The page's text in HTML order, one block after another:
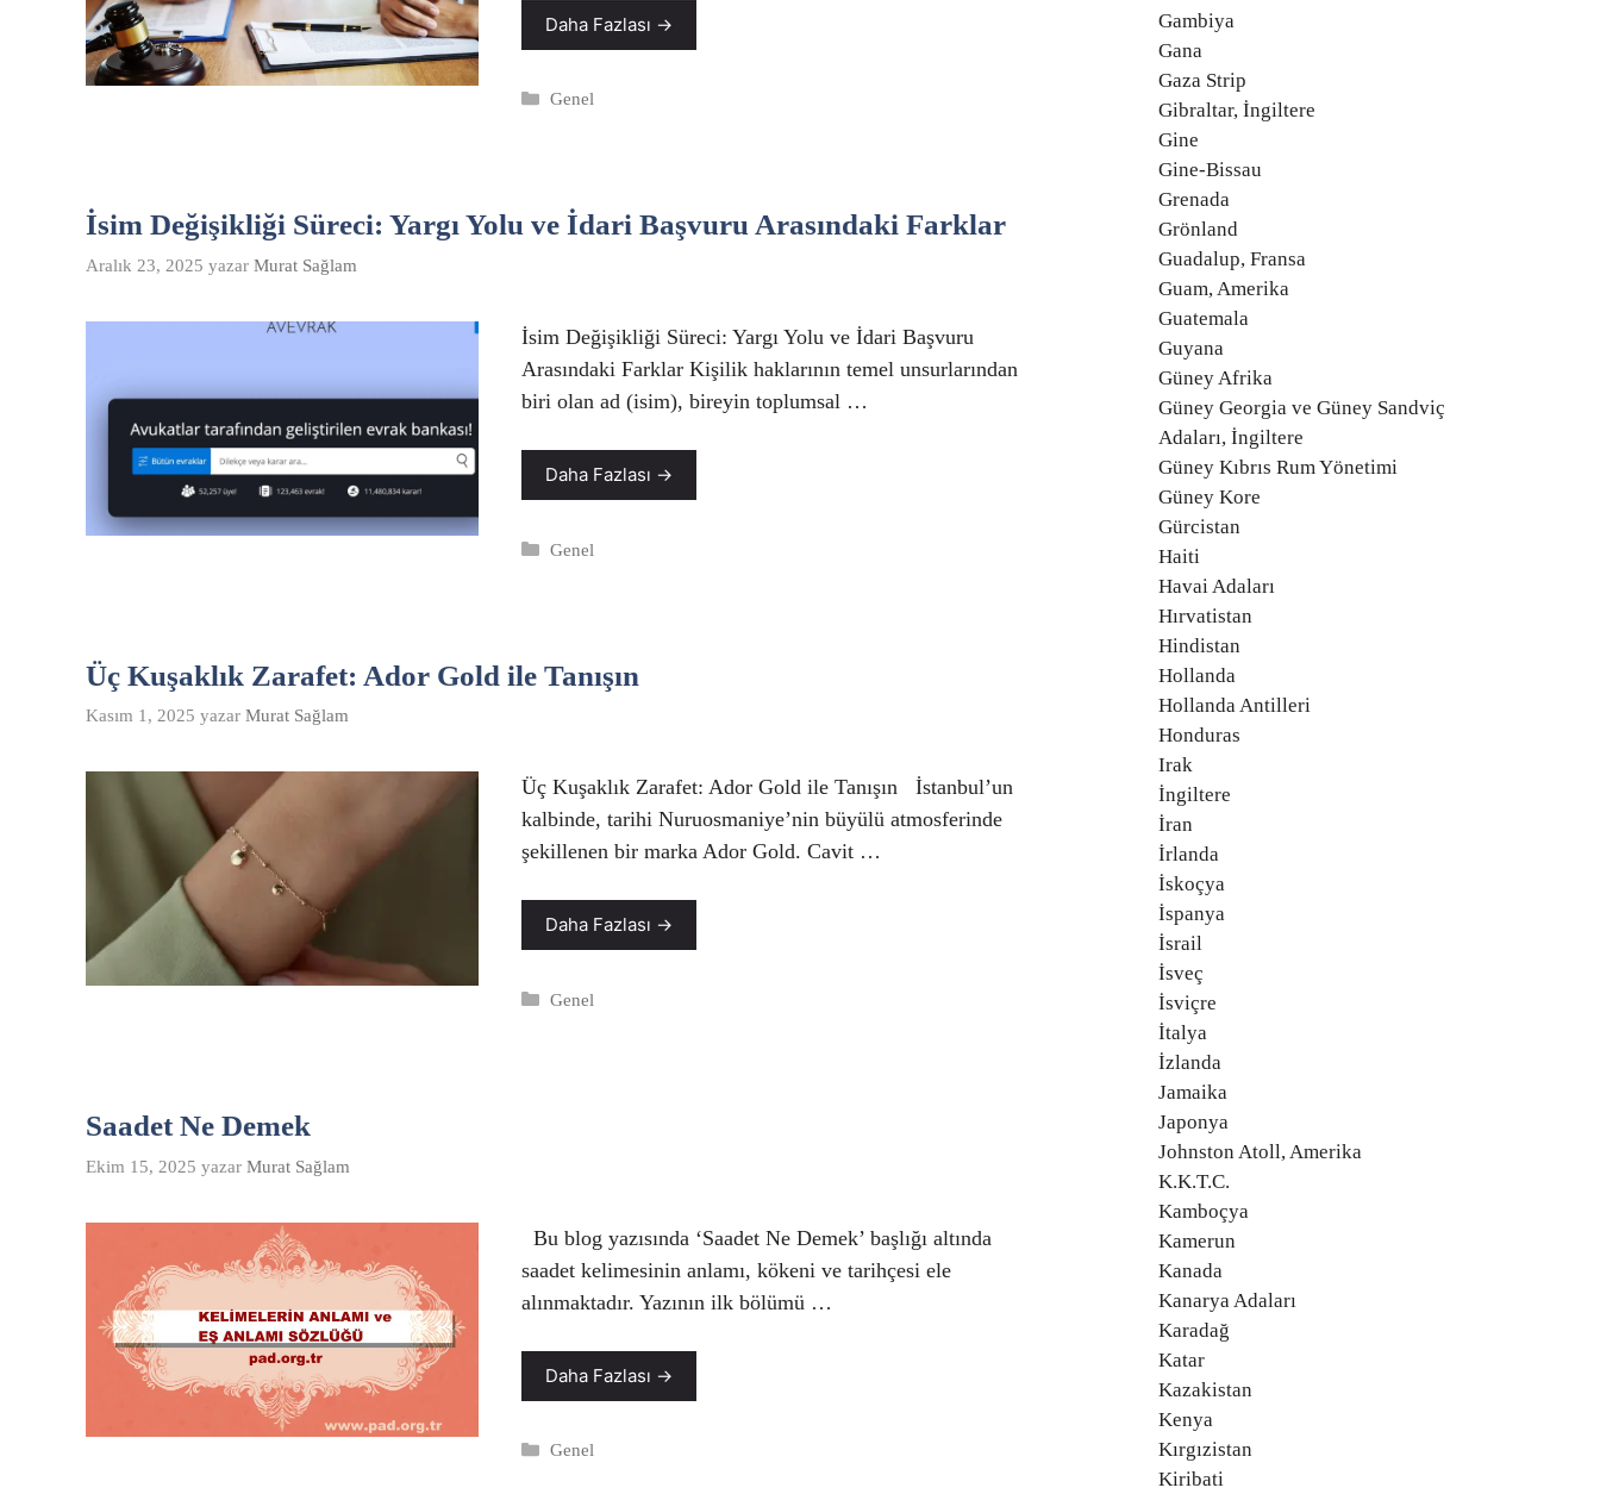
Daha Fazlası →
Kategoriler
Genel
İsim Değişikliği Süreci: Yargı Yolu ve İdari Başvuru Arasındaki Farklar
Aralık 23, 2025 yazar Murat Sağlam
İsim Değişikliği Süreci: Yargı Yolu ve İdari Başvuru
Arasındaki Farklar Kişilik haklarının temel unsurlarından
biri olan ad (isim), bireyin toplumsal …
Daha Fazlası →
Kategoriler
Genel
Üç Kuşaklık Zarafet: Ador Gold ile Tanışın
Kasım 1, 2025 yazar Murat Sağlam
Üç Kuşaklık Zarafet: Ador Gold ile Tanışın İstanbul’un
kalbinde, tarihi Nuruosmaniye’nin büyülü atmosferinde
şekillenen bir marka Ador Gold. Cavit …
Daha Fazlası →
Kategoriler
Genel
Saadet Ne Demek
Ekim 15, 2025 yazar Murat Sağlam
Bu blog yazısında ‘Saadet Ne Demek’ başlığı altında
saadet kelimesinin anlamı, kökeni ve tarihçesi ele
alınmaktadır. Yazının ilk bölümü …
Daha Fazlası →
Kategoriler
Genel
Gambiya
Gana
Gaza Strip
Gibraltar, İngiltere
Gine
Gine-Bissau
Grenada
Grönland
Guadalup, Fransa
Guam, Amerika
Guatemala
Guyana
Güney Afrika
Güney Georgia ve Güney Sandviç
Adaları, İngiltere
Güney Kıbrıs Rum Yönetimi
Güney Kore
Gürcistan
Haiti
Havai Adaları
Hırvatistan
Hindistan
Hollanda
Hollanda Antilleri
Honduras
Irak
İngiltere
İran
İrlanda
İskoçya
İspanya
İsrail
İsveç
İsviçre
İtalya
İzlanda
Jamaika
Japonya
Johnston Atoll, Amerika
K.K.T.C.
Kamboçya
Kamerun
Kanada
Kanarya Adaları
Karadağ
Katar
Kazakistan
Kenya
Kırgızistan
Kiribati